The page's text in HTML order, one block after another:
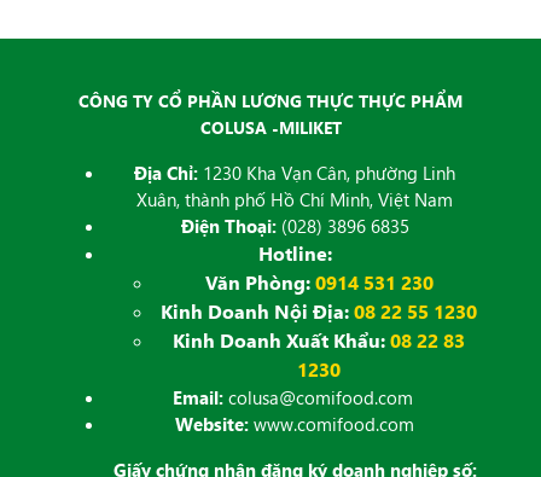
CÔNG TY CỔ PHẦN LƯƠNG THỰC THỰC PHẨM
COLUSA -MILIKET
Địa Chỉ: 1230 Kha Vạn Cân, phường Linh
Xuân, thành phố Hồ Chí Minh, Việt Nam
Điện Thoại:(028) 3896 6835
Hotline:
Văn Phòng: 0914 531 230
Kinh Doanh Nội Địa:08 22 55 1230
Kinh Doanh Xuất Khẩu:08 22 83
1230
Email:colusa@comifood.com
Website: www.comifood.com
Giấy chứng nhận đăng ký doanh nghiệp số: